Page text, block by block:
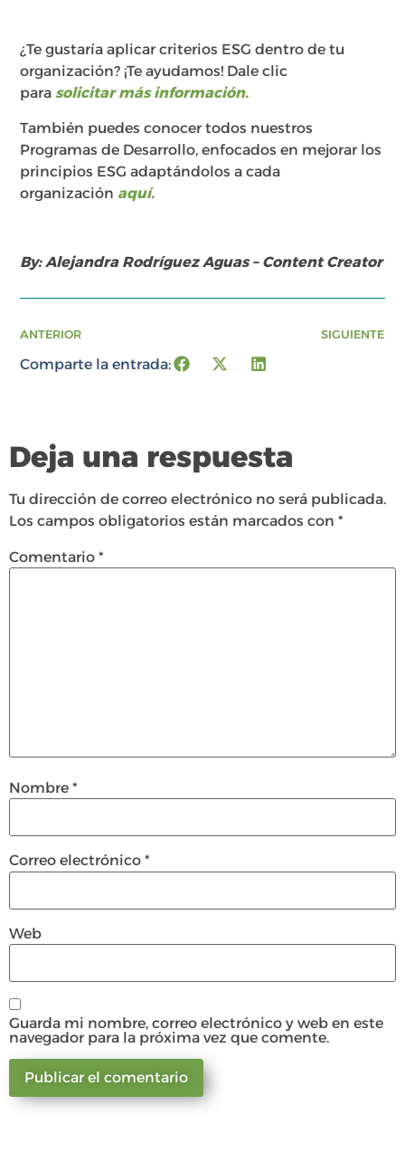
¿Te gustaría aplicar criterios ESG dentro de tu
organización? ¡Te ayudamos! Dale clic
parasolicitar más información.
También puedes conocer todos nuestros
Programas de Desarrollo, enfocados en mejorar los
principios ESG adaptándolos a cada
organización aquí.
By: Alejandra Rodríguez Aguas – Content Creator
ANTERIOR SIGUIENTE
Comparte la entrada:
Deja una respuesta
Tu dirección de correo electrónico no será publicada.
Los campos obligatorios están marcados con *
Comentario *
Nombre *
Correo electrónico *
Web
Guarda mi nombre, correo electrónico y web en este
navegador para la próxima vez que comente.